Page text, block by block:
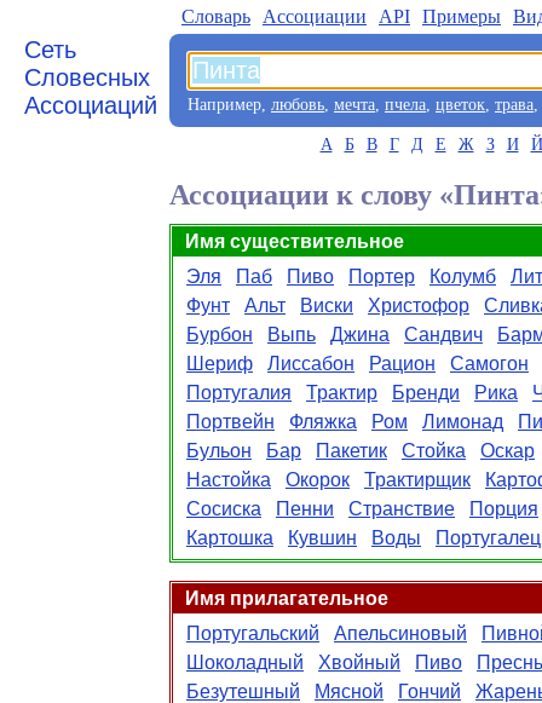
Сеть
Словесных
Ассоциаций
Словарь Aссоциации API Примеры
Например, любовь, мечта, пчела, цветок, трава,
А Б В Г Д Е Ж З И Й
Ассоциации к слову
Имя существительное
Эля
Паб Пиво Портер Колумб
Фунт
Альт Виски Христофор
Бурбон
Выпь Джина Сандвич
Шериф
Лиссабон Рацион
Самогон
Португалия
Трактир Бренди Рика
Портвейн
Фляжка Ром Лимонад
Бульон
Бар Пакетик Стойка
Оскар
Настойка
Окорок Трактирщик
Сосиска
Пенни Странствие
Порция
Картошка
Кувшин Воды Португалец
Имя прилагательное
Португальский
Апельсиновый
Шоколадный
Хвойный Пиво
Безутешный
Мясной Гончий